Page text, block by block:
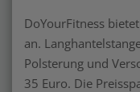
DoYourFitness
an.
Polsterung und
35 Euro. Die